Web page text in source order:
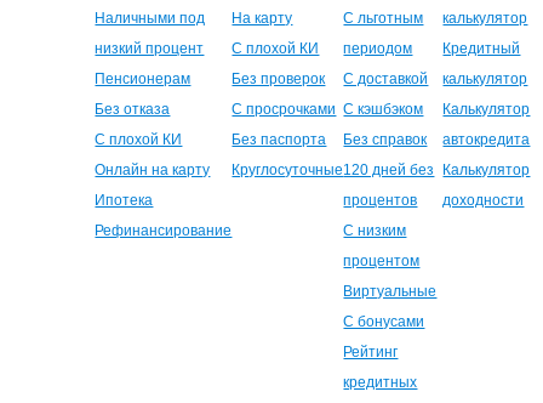
Наличными под
низкий процент
Пенсионерам
Без отказа
С плохой КИ
Онлайн на карту
Ипотека
Рефинансирование
На карту
С плохой КИ
Без проверок
С просрочками
Без паспорта
Круглосуточные
С льготным
периодом
С доставкой
С кэшбэком
Без справок
120 дней без
процентов
С низким
процентом
Виртуальные
С бонусами
Рейтинг
кредитных
калькулятор
Кредитный
калькулятор
Калькулятор
автокредита
Калькулятор
доходности